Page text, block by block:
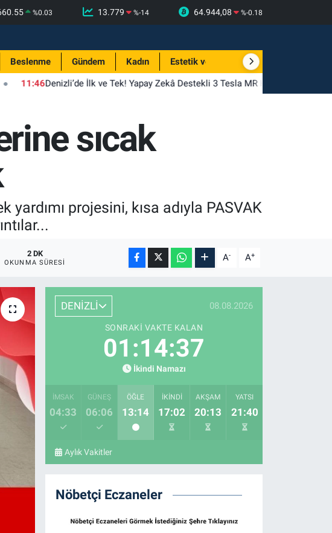
%0.03 13.779 %-14 64.944,08 %-0.18
Beslenme Gündem Kadın Estetik ve Güzellik
11:46Denizli’de İlk ve Tek! Yapay Zekâ Destekli 3 Tesla MR Hizmete Girdi
sıcak
projesini, kısa adıyla PASVAK
2 DK
OKUNMA SÜRESI A- A+
DENİZLİ 08.08.2026
SONRAKI VAKTE KALAN
01:14:35
İkindi Namazı
İMSAK
04:33
GÜNEŞ
06:06
ÖĞLE
13:14
İKINDI
17:02
AKŞAM
20:13
YATSI
21:40
Aylık Vakitler
Nöbetçi Eczaneler